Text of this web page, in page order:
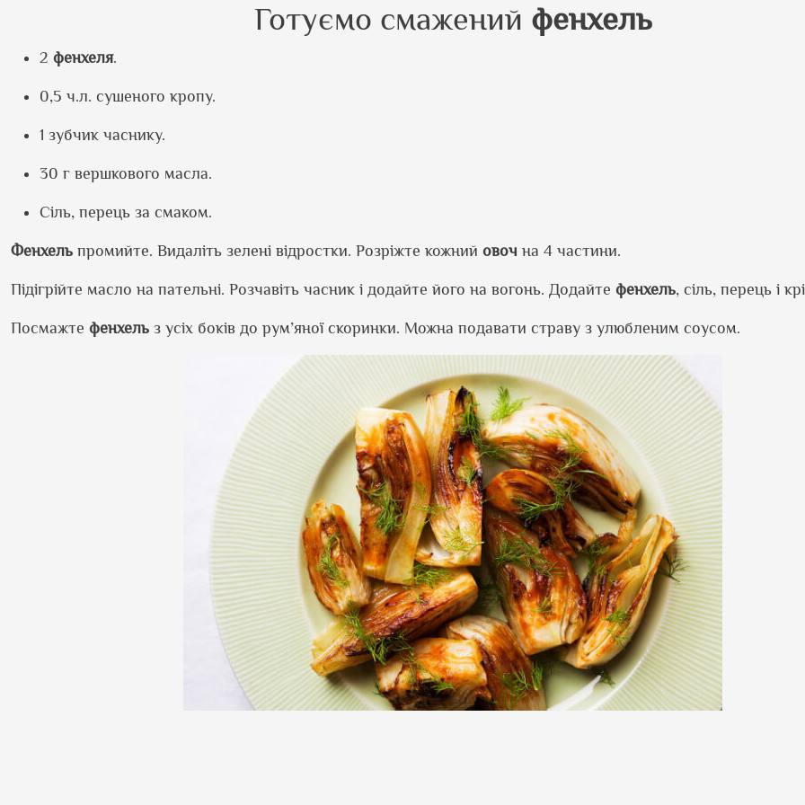
Готуємо смажений фенхель
2 фенхеля.
0,5 ч.л. сушеного кропу.
1 зубчик часнику.
30 г вершкового масла.
Сіль, перець за смаком.
Фенхель промийте. Видаліть зелені відростки. Розріжте кожний овоч на 4 частини.
Підігрійте масло на пательні. Розчавіть часник і додайте його на вогонь. Додайте фенхель, сіль, перець і
Посмажте фенхель з усіх боків до рум’яної скоринки. Можна подавати страву з улюбленим соусом.